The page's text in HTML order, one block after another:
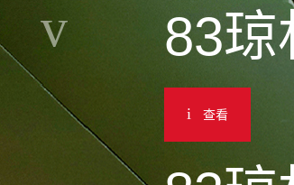
83琼
查看